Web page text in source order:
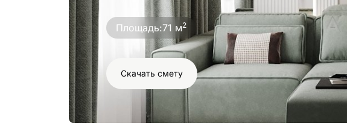
Площадь:71 м2
Скачать смету